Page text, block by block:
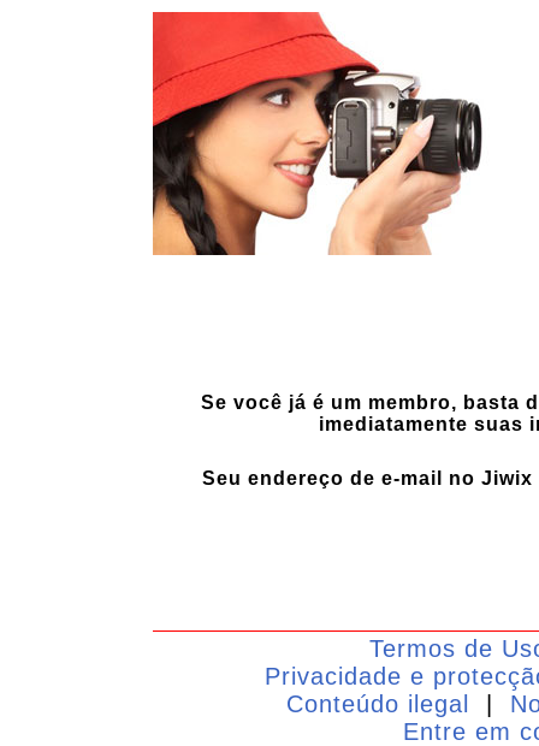
Se você já é um membro, basta
imediatamente suas
Seu endereço de e-mail no
Termos de
Privacidade e
Conteúdo ilegal
Entre em